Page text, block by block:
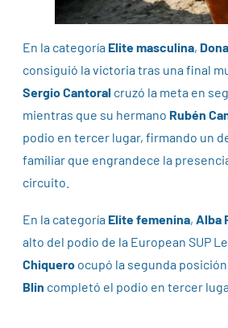
En la categoría Elite masculina,
consiguió la victoria tras una final
Sergio Cantoral cruzó la meta en
mientras que su hermano Rubén
podio en tercer lugar, firmando un
familiar que engrandece la
circuito.
En la categoría Elite femenina, Alba
alto del podio de la European SUP
Chiquero ocupó la segunda
Blin completó el podio en tercer